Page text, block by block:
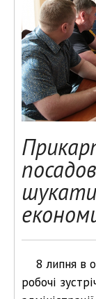
8 липня в
робочі